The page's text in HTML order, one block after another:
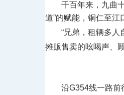
千百年来，九曲
道”的赋能，铜仁至江
“兄弟，租辆多人
摊贩售卖的吆喝声、
沿G354线一路前